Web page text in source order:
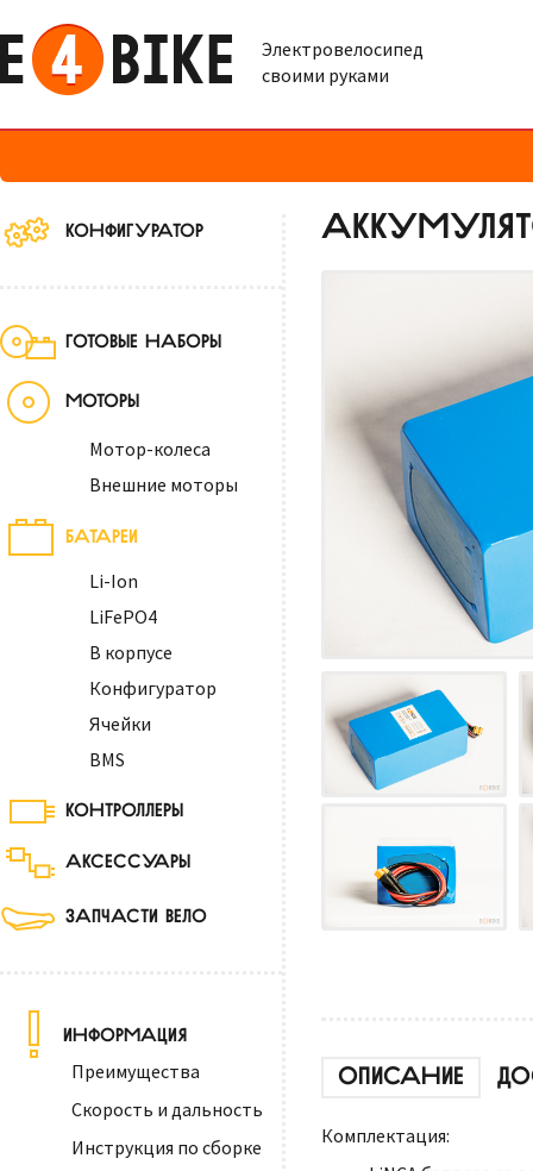
Электровелосипед
своими руками
КОНФИГУРАТОР
ГОТОВЫЕ НАБОРЫ
МОТОРЫ
Мотор-колеса
Внешние моторы
БАТАРЕИ
Li-Ion
LiFePO4
В корпусе
Конфигуратор
Ячейки
BMS
КОНТРОЛЛЕРЫ
АКСЕССУАРЫ
ЗАПЧАСТИ ВЕЛО
ИНФОРМАЦИЯ
Преимущества
Скорость и дальность
Инструкция по сборке
ОПИСАНИЕ
Комплектация: